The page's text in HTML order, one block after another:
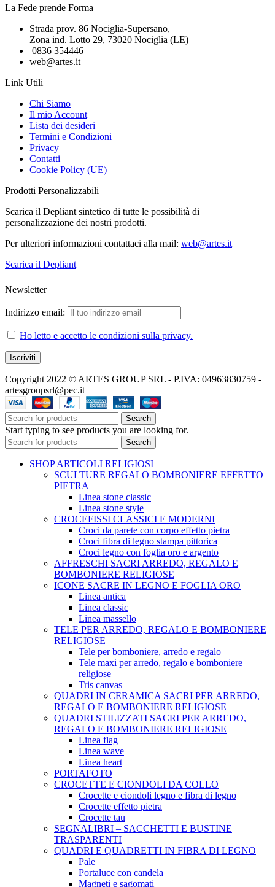
La Fede prende Forma
Strada prov. 86 Nociglia-Supersano,
Zona ind. Lotto 29, 73020 Nociglia (LE)
0836 354446
web@artes.it
Link Utili
Chi Siamo
Il mio Account
Lista dei desideri
Termini e Condizioni
Privacy
Contatti
Cookie Policy (UE)
Prodotti Personalizzabili
Scarica il Depliant sintetico di tutte le possibilità di
personalizzazione dei nostri prodotti.
Per ulteriori informazioni contattaci alla mail: web@artes.it
Scarica il Depliant
Newsletter
Indirizzo email:
Ho letto e accetto le condizioni sulla privacy.
Copyright 2022 © ARTES GROUP SRL - P.IVA: 04963830759 -
artesgroupsrl@pec.it
Search
Start typing to see products you are looking for.
Search
SHOP ARTICOLI RELIGIOSI
SCULTURE REGALO BOMBONIERE EFFETTO
PIETRA
Linea stone classic
Linea stone style
CROCEFISSI CLASSICI E MODERNI
Croci da parete con corpo effetto pietra
Croci fibra di legno stampa pittorica
Croci legno con foglia oro e argento
AFFRESCHI SACRI ARREDO, REGALO E
BOMBONIERE RELIGIOSE
ICONE SACRE IN LEGNO E FOGLIA ORO
Linea antica
Linea classic
Linea massello
TELE PER ARREDO, REGALO E BOMBONIERE
RELIGIOSE
Tele per bomboniere, arredo e regalo
Tele maxi per arredo, regalo e bomboniere
religiose
Tris canvas
QUADRI IN CERAMICA SACRI PER ARREDO,
REGALO E BOMBONIERE RELIGIOSE
QUADRI STILIZZATI SACRI PER ARREDO,
REGALO E BOMBONIERE RELIGIOSE
Linea flag
Linea wave
Linea heart
PORTAFOTO
CROCETTE E CIONDOLI DA COLLO
Crocette e ciondoli legno e fibra di legno
Crocette effetto pietra
Crocette tau
SEGNALIBRI – SACCHETTI E BUSTINE
TRASPARENTI
QUADRI E QUADRETTI IN FIBRA DI LEGNO
Pale
Portaluce con candela
Magneti e sagomati